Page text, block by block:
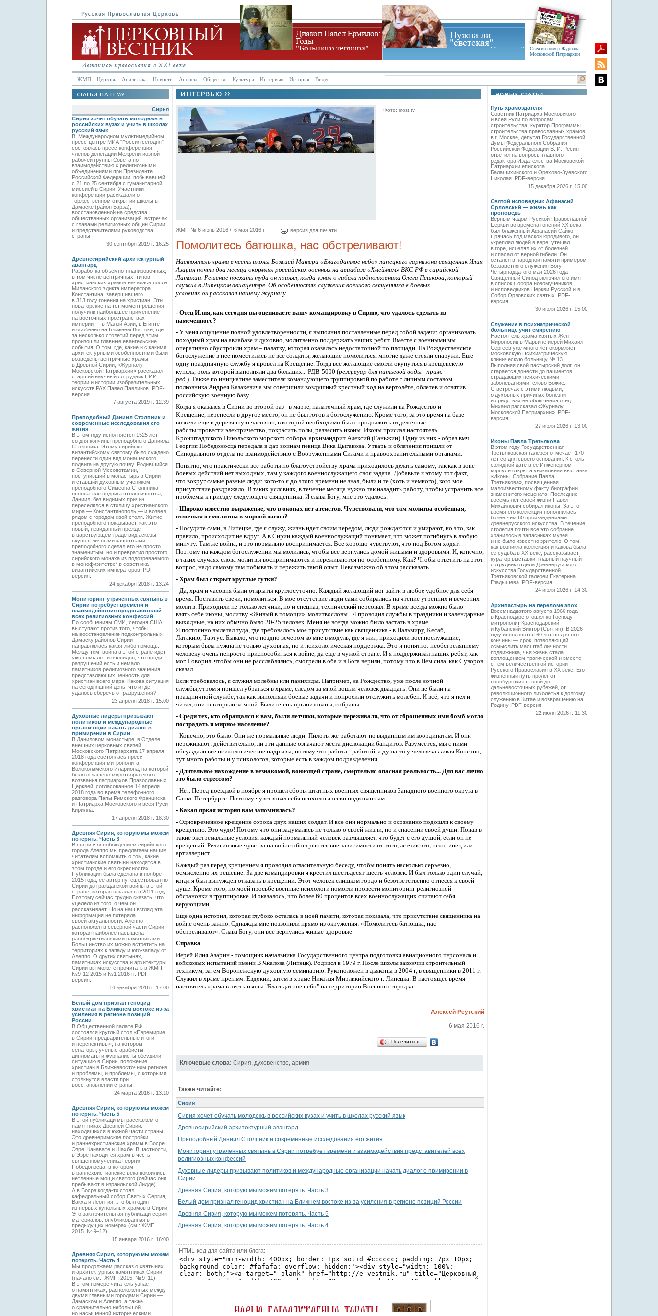
Свежий номер Журнала
Московской Патриархии
ЖМП Церковь Аналитика Новости Анонсы Общество Культура Интервью История Видео
Сирия
Сирия хочет обучать молодежь в
российских вузах и учить в школах
русский язык
В Международном мультимедийном
пресс-центре МИА "Россия сегодня"
состоялась пресс-конференция
членов делегации Межрелигиозной
рабочей группы Совета по
взаимодействию с религиозными
объединениями при Президенте
Российской Федерации, побывавшей
с 21 по 25 сентября с гуманитарной
миссией в Сирии. Участники
конференции рассказали о
торжественном открытии школы в
Дамаске (район Барза),
восстановленной на средства
общественных организаций, встречах
с главами религиозных общин Сирии
и представителями руководства
страны.
30 сентября 2019 г. 16:25
Древнесирийский архитектурный
авангард
Разработка объемно-планировочных,
в том числе центричных, типов
христианских храмов началась после
Миланского эдикта императора
Константина, завершившего
в 313 году гонения на христиан. Эти
новаторские на тот момент решения
получили наибольшее применение
на восточных пространствах
империи — в Малой Азии, в Египте
и особенно на Ближнем Востоке, где
за несколько столетий перед этим
произошли главные евангельские
события. О том, где, какие и с какими
архитектурными особенностями были
возведены центричные храмы
в Древней Сирии, «Журналу
Московской Патриархии» рассказал
старший научный сотрудник НИИ
теории и истории изобразительных
искусств РАХ Павел Павлинов. PDF-
версия.
7 августа 2019 г. 12:39
Преподобный Даниил Cтолпник и
современные исследования его
жития
В этом году исполняется 1525 лет
со дня кончины преподобного Даниила
Cтолпника. Этому сирийско-
византийскому святому было суждено
перенести один вид монашеского
подвига на другую почву. Родившийся
в Северной Месопотамии,
поступивший в монастырь в Сирии
и ставший духовным учеником
преподобного Симеона Столпника —
основателя подвига столпничества,
Даниил, без видимых причин,
переселился в столицу христианского
мира — Константинополь — и возвел
рядом с городом свой столп. Житие
преподобного показывает, как этот
новый, невиданный прежде
в царствующем граде вид аскезы
вкупе с личными качествами
преподобного сделал его не просто
знаменитым, но и превратил простого
сирийского монаха из подозреваемого
в монофизитстве* в советника
византийских императоров. PDF-
версия.
24 декабря 2018 г. 13:24
Мониторинг утраченных святынь в
Сирии потребует времени и
взаимодействия представителей
всех религиозных конфессий
По сообщениям СМИ, сегодня США
выступают против того, чтобы
на восстановление подконтрольных
Дамаску районов Сирии
направлялась какая-либо помощь.
Между тем, война в этой стране идет
уже семь лет и очевидно, что среди
разрушений есть и немало
памятников религиозного значения,
представляющих ценность для
христиан всего мира. Какова ситуация
на сегодняшний день, что и где
удалось сберечь от разрушения?
23 апреля 2018 г. 15:00
Духовные лидеры призывают
политиков и международные
организации начать диалог о
примирении в Сирии
В Даниловом монастыре, в Отделе
внешних церковных связей
Московского Патриархата 17 апреля
2018 года состоялась пресс-
конференция митрополита
Волоколамского Илариона, на которой
было оглашено миротворческого
воззвания патриархов Православных
Церквей, согласованное 14 апреля
2018 года во время телефонного
разговора Папы Римского Франциска
и Патриарха Московского и всея Руси
Кирилла.
17 апреля 2018 г. 18:30
Древняя Сирия, которую мы можем
потерять. Часть 3
В связи с освобождением сирийского
города Алеппо мы предлагаем нашим
читателям вспомнить о том, какие
христианские святыни находятся в
этом городе и его окресностях.
Публикация была сделана в ноябре
2015 года, ее автор путешествовал по
Сирии до гражданской войны в этой
стране, которая началась в 2011 году.
Поэтому сейчас трудно сказать, что
уцелело из того, о чем он
рассказывает. Но на наш взгляд эта
информация не потеряла
своей актуальности. Алеппо
расположен в северной части Сирии,
которая наиболее насыщена
раннехристианскими памятниками.
Большинство их можно встретить на
территориях к западу и юго-западу от
Алеппо. О других святынях,
памятниках искусства и архитектуры
Сирии вы можете прочитать в ЖМП
№9-12 2015 и №1 2016 гг. PDF-
версия.
16 декабря 2016 г. 17:00
Белый дом признал геноцид
христиан на Ближнем востоке из-за
усиления в регионе позиций
России
В Общественной палате РФ
состоялся круглый стол «Перемирие
в Сирии: предварительные итоги
и перспективы», на котором
сенаторы, ученые-арабисты,
дипломаты и журналисты обсудили
ситуацию в Сирии, положение
христиан в Ближневосточном регионе
и проблемы, и проблемы, с которыми
столкнутся власти при
восстановлении страны.
24 марта 2016 г. 13:10
Древняя Сирия, которую мы можем
потерять. Часть 5
В этой публикаци мы расскажем о
памятниках Древней Сирии,
находящихся в южной части страны.
Это древнеримские постройки
и раннехристианские храмы в Босре,
Эзре, Канавате и Шахбе. В частности,
в Эзре находится храм в честь
священномученика Георгия
Победоносца, в котором
в раннехристианские века покоились
нетленные мощи святого (сейчас они
пребывают в израильской Лидде).
А в Босре когда-то стоял
кафедральный собор Святых Сергия,
Вакха и Леонтия, это был один
из первых купольных храмов в Сирии.
Это заключительная публикаци серии
материалов, опубликованная в
предыдущих номерах (см.: ЖМП.
2015. № 9–12).
15 января 2016 г. 16:00
Древняя Сирия, которую мы можем
потерять. Часть 4
Мы продолжаем рассказ о святынях
и архитектурных памятниках Сирии
(начало см.: ЖМП. 2015. № 9–11).
В этом номере читатель узнает
о памятниках, расположенных между
двумя главными городами Сирии —
Дамаском и Алеппо, а также
о сравнительно небольшой,
но насыщенной историческими
Фото: most.tv
ЖМП № 6 июнь 2016 / 6 мая 2016 г. версия для печати
Помолитесь батюшка, нас обстреливают!
Настоятель храма в честь иконы Божией Матери «Благодатное небо» липецкого гарнизона священник Илия
Азарин почти два месяца окормлял российских военных на авиабазе «Хмеймим» ВКС РФ в сирийской
Латакии. Решение поехать туда он принял, когда узнал о гибели подполковника Олега Пешкова, который
служил в Липецком авиацентре. Об особенностях служения военного священника в боевых
условиях он рассказал нашему журналу.
- Отец Илия, каксегодня вы оцениваете вашу командировку в Сирию, что удалось сделать из
намеченного?
- У меня ощущение полной удовлетворенности, я выполнил поставленные перед собой задачи: организовать
походный храм на авиабазе и духовно, молитвенно поддержать наших ребят. Вместе с военными мы
оперативно обустроили храм – палатку, которая оказалась недостаточной по площади. На Рождественское
богослужение в нее поместились не все солдаты, желающие помолиться, многие даже стояли снаружи. Еще
одну праздничную службу я провел на Крещение. Тогда все желающие смогли окунуться в крещенскую
купель, роль которой выполняли два больших... РДВ-5000 (резервуар для питьевой воды - прим.
ред.). Также по инициативе заместителя командующего группировкой по работе с личным составом
полковника Андрея Казакевича мы совершили воздушный крестный ход на вертолёте, облетев и освятив
российскую военную базу.
Когда я оказался в Сирии во второй раз - в марте, палаточный храм, где служили на Рождество и
Крещение, перенесли в другое место, он не был готов к богослужению. Кроме того, за это время на базе
возвели еще и деревянную часовню, в которой необходимо было продолжить отделочные
работы:провести электричество, покрасить полы, развесить иконы. Иконы прислал настоятель
Кронштадтского Никольского морского собора архимандрит Алексий (Ганьжин). Одну из них - образ вмч.
Георгия Победоносца передала в дар воинам певица Вика Цыганова. Утварь и облачения пришли от
Синодального отдела по взаимодействию с Вооруженными Силами и правоохранительными органами.
Понятно, что практически все работы по благоустройству храма приходилось делать самому, так как в зоне
боевых действий нет выходных, там у каждого военнослужащего своя задача. Добавьте к этому тот факт,
что вокруг самые разные люди: кого-то я до этого времени не знал, были и те (хоть и немного), кого мое
присутствие раздражало. В таких условиях, в течение месяца нужно так наладить работу, чтобы устранить все
проблемы к приезду следующего священника. И слава Богу, мне это удалось.
- Широко известно выражение, что в окопах нет атеистов. Чувствовали, что там молитва особенная,
отличная от молитвы в мирной жизни?
- Посудите сами, в Липецке, где я служу, жизнь идет своим чередом, люди рождаются и умирают, но это, как
правило, происходит не вдруг. А в Сирии каждый военнослужащий понимает, что может погибнуть в любую
минуту. Там же война, и это нормально воспринимается. Все хорошо чувствуют, что под Богом ходят.
Поэтому на каждом богослужении мы молились, чтобы все вернулись домой живыми и здоровыми. И, конечно,
в таких случаях слова молитвы воспринимаются и переживаются по-особенному. Как? Чтобы ответить на этот
вопрос, надо самому там побывать и пережить такой опыт. Невозможно об этом рассказать.
- Храм был открыт круглые сутки?
- Да, храм и часовня были открыты круглосуточно. Каждый желающий мог зайти в любое удобное для себя
время. Поставить свечи, помолиться. В мое отсутствие люди сами собирались на чтение утренних и вечерних
молитв. Приходили не только летчики, но и спецназ, технический персонал. В храме всегда можно было
взять себе иконы, молитву «Живый в помощи», молитвословы. Я проводил службы в праздники и календарные
выходные, на них обычно было 20-25 человек. Меня не всегда можно было застать в храме.
Я постоянно вылетал туда, где требовалось мое присутствие как священника - в Пальмиру, Кесаб,
Латакию, Тартус. Бывало, что поздно вечером ко мне в модуль, где я жил, приходили военнослужащие,
которым была нужна не только духовная, но и психологическая поддержка. Это и понятно: необстрелянному
человеку очень непросто приспособиться к войне, да еще в чужой стране. И я поддерживал наших ребят, как
мог. Говорил, чтобы они не расслаблялись, смотрели в оба и в Бога верили, потому что в Нем сила, как Суворов
сказал.
Если требовалось, я служил молебны или панихиды. Например, на Рождество, уже после ночной
службы,утром я пришел убраться в храме, следом за мной вошли человек двадцать. Они не были на
праздничной службе, так как выполняли боевые задачи и попросили отслужить молебен. И всё, что я пел и
читал, они повторяли за мной. Были очень организованы, собраны.
- Среди тех, кто обращался к вам, были летчики, которые переживали, что от сброшенных ими бомб могло
пострадать и мирное население?
- Конечно, это было. Они же нормальные люди! Пилоты же работают по выданным им координатам. И они
переживают: действительно, ли эти данные означают места дислокации бандитов. Разумеется, мы с ними
обсуждали все психологические надрывы, потому что работа - работой, а душа-то у человека живая.Конечно,
тут много работы и у психологов, которые есть в каждом подразделении.
- Длительное нахождение в незнакомой, воюющей стране, смертельно опасная реальность... Для вас лично
это было стрессом?
- Нет. Перед поездкой в ноябре я прошел сборы штатных военных священников Западного военного округа в
Санкт-Петербурге. Поэтому чувствовал себя психологически подкованным.
- Какая яркая история вам запомнилась?
- Одновременное крещение сорока двух наших солдат. И все они нормально и осознанно подошли к своему
крещению. Это чудо! Потому что они задумались не только о своей жизни, но и спасении своей души. Попав в
такие экстремальные условия, каждый нормальный человек размышляет, что будет с его душой, если он не
крещеный. Религиозные чувства на войне обостряются вне зависимости от того, летчик это, пехотинец или
артиллерист.
Каждый раз перед крещением я проводил огласительную беседу, чтобы понять насколько серьезно,
осмысленно их решение. За две командировки я крестил шестьдесят шесть человек. И был только один случай,
когда я был вынужден отказать в крещении. Этот человек слишком гордо и безответственно отнесся к своей
душе. Кроме того, по моей просьбе военные психологи помогли провести мониторинг религиозной
обстановки в группировке. И оказалось, что более 60 процентов всех военнослужащих считают себя
верующими.
Еще одна история, которая глубоко осталась в моей памяти, которая показала, что присутствие священника на
войне очень важно. Однажды мне позвонили прямо из окружения: «Помолитесь батюшка, нас
обстреливают». Слава Богу, они все вернулись живые-здоровые.
Справка
Иерей Илия Азарин - помощник начальника Государственного центра подготовки авиационного персонала и
войсковых испытаний имени В.Чкалова (Липецк). Родился в 1979 г. После школы закончил строительный
техникум, затем Воронежскую духовную семинарию. Рукоположен в дьяконы в 2004 г, в священники в 2011 г.
Служил в храме преп.мч. Евдокии, затем в храме Николая Мирликийского г. Липецка. В настоящее время
настоятель храма в честь иконы "Благодатное небо" на территории Военного городка.
Алексей Реутский
6 мая 2016 г.
Поделиться…
Ключевые слова: Сирия, духовенство, армия
Также читайте:
Сирия
Сирия хочет обучать молодежь в российских вузах и учить в школах русский язык
Древнесирийский архитектурный авангард
Преподобный Даниил Cтолпник и современные исследования его жития
Мониторинг утраченных святынь в Сирии потребует времени и взаимодействия представителей всех
религиозных конфессий
Духовные лидеры призывают политиков и международные организации начать диалог о примирении в
Сирии
Древняя Сирия, которую мы можем потерять. Часть 3
Белый дом признал геноцид христиан на Ближнем востоке из-за усиления в регионе позиций России
Древняя Сирия, которую мы можем потерять. Часть 5
Древняя Сирия, которую мы можем потерять. Часть 4
HTML-код для сайта или блога:
Путь храмоздателя
Советник Патриарха Московского
и всея Руси по вопросам
строительства, куратор Программы
строительства православных храмов
в г. Москве, депутат Государственной
Думы Федерального Собрания
Российской Федерации В. И. Ресин
ответил на вопросы главного
редактора Издательства Московской
Патриархии епископа
Балашихинского и Орехово-Зуевского
Николая. PDF-версия.
15 декабря 2026 г. 15:00
Святой исповедник Афанасий
Орловский — жизнь как
проповедь
Верным чадом Русской Православной
Церкви во времена гонений XX века
был блаженный Афанасий Сайко.
Прячась под маской юродивого, он
укреплял людей в вере, утешал
в горе, исцелял их от болезней
и спасал от верной гибели. Он
остался в народной памяти примером
беззаветного служения Богу.
Четырнадцатого мая 2026 года
Священный Синод включил его имя
в список Собора новомучеников
и исповедников Церкви Русской и в
Собор Орловских святых. PDF-
версия.
30 июля 2026 г. 15:00
Служение в психиатрической
больнице учит смирению
Настоятель храма святых Жен-
Мироносиц в Марьине иерей Михаил
Сергеев уже много лет окормляет
московскую Психиатрическую
клиническую больницу № 13.
Выполняя свой пастырский долг, он
старается донести до пациентов,
страдающих психическими
заболеваниями, слово Божие.
О встречах с этими людьми,
о духовных причинах болезни
и средствах ее облегчения отец
Михаил рассказал «Журналу
Московской Патриархии». PDF-
версия.
27 июля 2026 г. 13:00
Иконы Павла Третьякова
В этом году Государственная
Третьяковская галерея отмечает 170
лет со дня своего основания. К столь
солидной дате в ее Инженерном
корпусе открыта уникальная выставка
«Иконы. Собрание Павла
Третьякова», посвященная
малоизвестному факту биографии
знаменитого мецената. Последние
восемь лет своей жизни Павел
Михайлович собирал иконы. За это
время его коллекция пополнилась
более чем 60 произведениями
древнерусского искусства. В течение
столетия почти все это собрание
хранилось в запасниках музея
и не было известно зрителю. О том,
как возникла коллекция и какова была
ее судьба в ХХ веке, рассказывает
куратор выставки, главный научный
сотрудник отдела Древнерусского
искусства Государственной
Третьяковской галереи Екатерина
Гладышева. PDF-версия.
24 июля 2026 г. 14:30
Архипастырь на переломе эпох
Восемнадцатого августа 1966 года
в Краснодаре отошел ко Господу
митрополит Краснодарский
и Кубанский Виктор (Святин). В 2026
году исполняется 60 лет со дня его
кончины — срок, позволяющий
осмыслить масштаб личности
подвижника, чья жизнь стала
воплощением трагической и вместе
с тем величественной истории
Русского Православия в XX веке. Его
жизненный путь пролег от
оренбургских степей до
дальневосточных рубежей, от
революционного лихолетья к долгому
служению в Китае и возвращению на
Родину. PDF-версия.
22 июля 2026 г. 11:30